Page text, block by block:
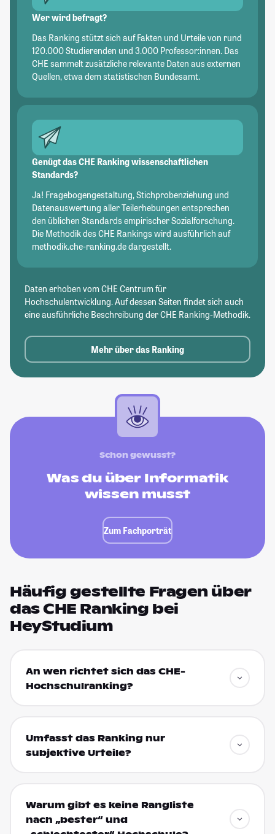
Wer wird befragt?
Das Ranking stützt sich auf Fakten und Urteile von rund
120.000 Studierenden und 3.000 Professor:innen. Das
CHE sammelt zusätzliche relevante Daten aus externen
Quellen, etwa dem statistischen Bundesamt.
Genügt das CHE Ranking wissenschaftlichen
Standards?
Ja! Fragebogengestaltung, Stichprobenziehung und
Datenauswertung aller Teilerhebungen entsprechen
den üblichen Standards empirischer Sozialforschung.
Die Methodik des CHE Rankings wird ausführlich auf
methodik.che-ranking.de dargestellt.
Daten erhoben vom CHE Centrum für
Hochschulentwicklung. Auf dessen Seiten findet sich auch
eine ausführliche Beschreibung der CHE Ranking-Methodik.
Mehr über das Ranking
Schon gewusst?
Was du über Informatik
wissen musst
Zum Fachporträt
Häufig gestellte Fragen über
das CHE Ranking bei
HeyStudium
An wen richtet sich das CHE-
Hochschulranking?
Umfasst das Ranking nur
subjektive Urteile?
Warum gibt es keine Rangliste
nach „bester“ und